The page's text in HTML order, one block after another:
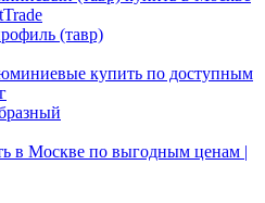
(тавр)